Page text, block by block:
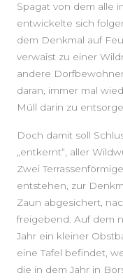
Spagat von dem alle
entwickelte sich
dem Denkmal auf
verwaist zu einer
andere
daran, immer mal
Müll darin zu
Doch damit soll
„entkernt“, aller
Zwei
entstehen, zur
Zaun abgesichert,
freigebend. Auf dem
Jahr ein kleiner
eine Tafel befindet,
die in dem Jahr in